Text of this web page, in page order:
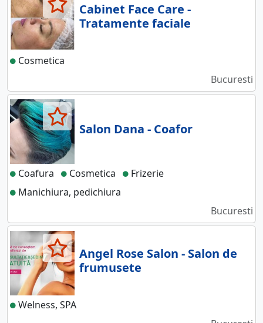
Cabinet Face Care -
Tratamente faciale
Cosmetica
Bucuresti
Salon Dana - Coafor
Coafura Cosmetica
Frizerie
Manichiura, pedichiura
Bucuresti
Angel Rose Salon - Salon de
frumusete
Welness, SPA